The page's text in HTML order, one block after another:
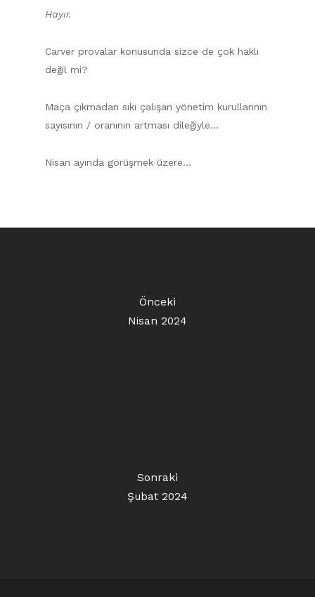
Hayır.
Carver provalar konusunda sizce de çok haklı
değil mi?
Maça çıkmadan sıkı çalışan yönetim kurullarının
sayısının / oranının artması dileğiyle…
Nisan ayında görüşmek üzere…
Önceki
Nisan 2024
Sonraki
Şubat 2024